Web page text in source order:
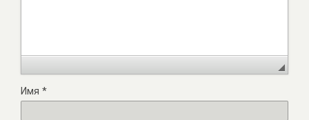
Имя *